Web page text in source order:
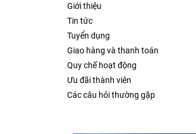
Giới thiệu
Tin tức
Tuyển dụng
Giao hàng và thanh toán
Quy chế hoạt động
Ưu đãi thành viên
Các câu hỏi thường gặp